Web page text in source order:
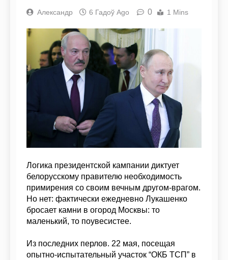
Александр 6 Гадоў Ago 0 1 Mins
Логика президентской кампании диктует
белорусскому правителю необходимость
примирения со своим вечным другом-врагом.
Но нет: фактически ежедневно Лукашенко
бросает камни в огород Москвы: то
маленький, то поувесистее.
Из последних перлов. 22 мая, посещая
опытно-испытательный участок “ОКБ ТСП” в